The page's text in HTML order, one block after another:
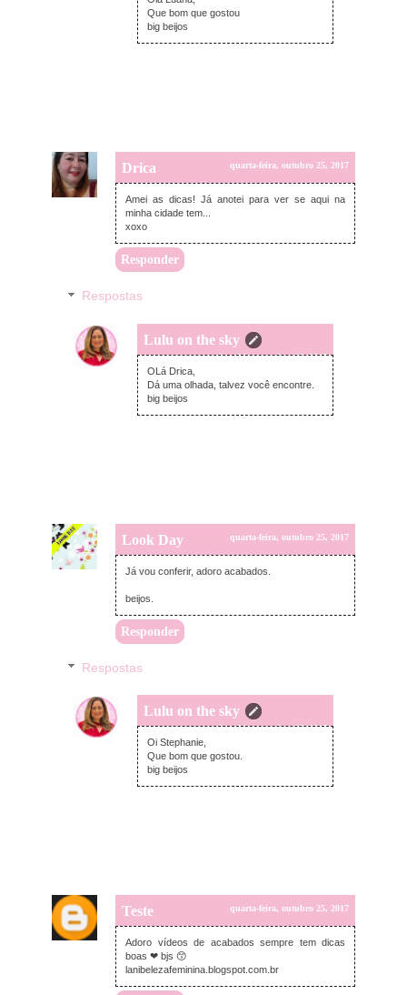
Que bom que gostou
big beijos
Drica quarta-feira, outubro 25, 2017
Amei as dicas! Já anotei para ver se aqui na
minha cidade tem...
xoxo
Responder
Respostas
Lulu on the sky
quinta-feira, outubro 26, 2017
OLá Drica,
Dá uma olhada, talvez você encontre.
big beijos
Look Day quarta-feira, outubro 25, 2017
Já vou conferir, adoro acabados.
beijos.
Responder
Respostas
Lulu on the sky
quinta-feira, outubro 26, 2017
Oi Stephanie,
Que bom que gostou.
big beijos
Teste quarta-feira, outubro 25, 2017
Adoro vídeos de acabados sempre tem dicas
boas ❤ bjs 😙
lanibelezafeminina.blogspot.com.br